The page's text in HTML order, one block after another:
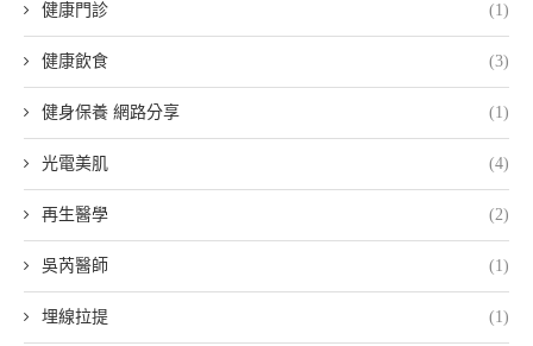
健康門診 (1)
健康飲食 (3)
健身保養 網路分享 (1)
光電美肌 (4)
再生醫學 (2)
吳芮醫師 (1)
埋線拉提 (1)